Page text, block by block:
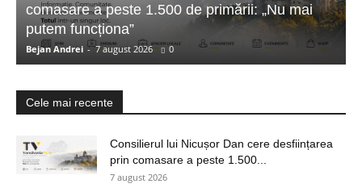
comasare a peste 1.500 de primării: „Nu mai
putem funcționa”
Bejan Andrei - 7 august 2026 0
Cele mai recente
Consilierul lui Nicușor Dan cere desființarea
prin comasare a peste 1.500...
7 august 2026